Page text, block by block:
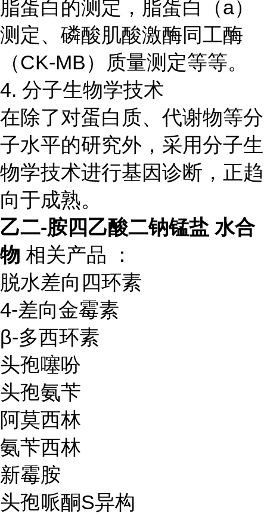
脂蛋白的测定，脂蛋白（a）
测定、磷酸肌酸激酶同工酶
（CK-MB）质量测定等等。
4. 分子生物学技术
在除了对蛋白质、代谢物等分
子水平的研究外，采用分子生
物学技术进行基因诊断，正趋
向于成熟。
乙二-胺四乙酸二钠锰盐 水合
物 相关产品 ：
脱水差向四环素
4-差向金霉素
β-多西环素
头孢噻吩
头孢氨苄
阿莫西林
氨苄西林
新霉胺
头孢哌酮S异构